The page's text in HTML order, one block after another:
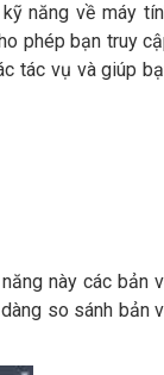
năng về máy
phép bạn truy
tác vụ và giúp
này các bản
so sánh bản